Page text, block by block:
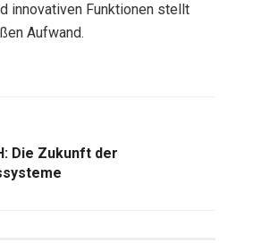
innovativen Funktionen stellt
Aufwand.
Die Zukunft der